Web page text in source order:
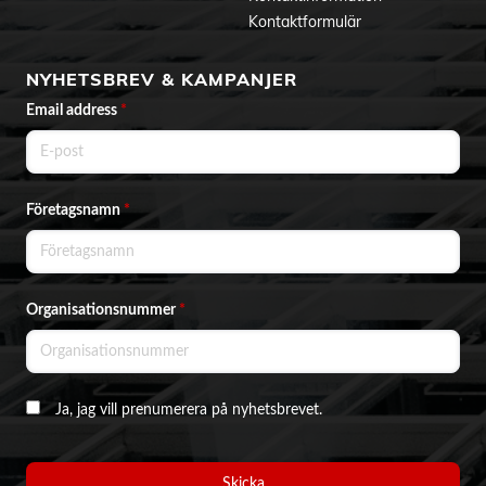
Kontaktformulär
NYHETSBREV & KAMPANJER
Email address *
Företagsnamn*
Organisationsnummer *
Ja, jag vill prenumerera på nyhetsbrevet.